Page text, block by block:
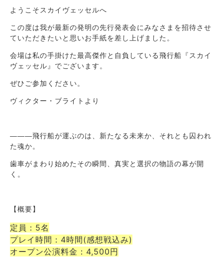
ようこそスカイヴェッセルへ
この度は我が最新の発明の先行発表会にみなさまを招待させ
ていただきたいと思いお手紙を差し上げました。
会場は私の手掛けた最高傑作と自負している飛行船『スカイ
ヴェッセル』でございます。
ぜひご参加ください。
ヴィクター・ブライトより
―――飛行船が運ぶのは、新たなる未来か、それとも囚われ
た魂か。
歯車がまわり始めたその瞬間、真実と選択の物語の幕が開
く。
【概要】
定員：5名
プレイ時間：4時間(感想戦込み)
オープン公演料金：4,500円